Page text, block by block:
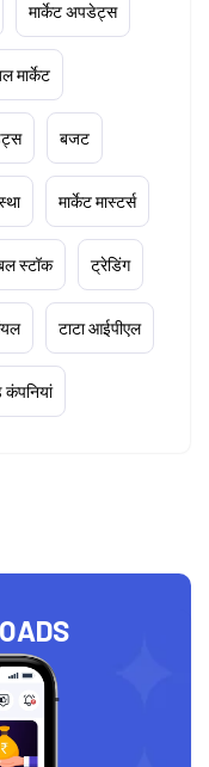
मार्केट अपडेट्स
मार्केट
बजट
मार्केट मास्टर्स
स्टॉक ट्रेडिंग
टाटा आईपीएल